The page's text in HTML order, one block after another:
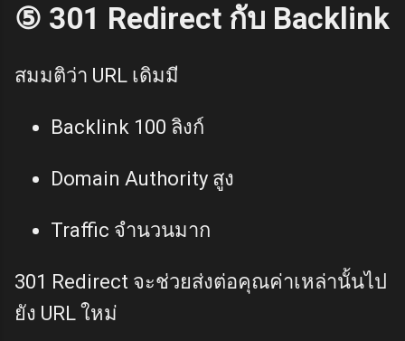
⑤ 301 Redirect กับ Backlink
สมมติว่า URL เดิมมี
Backlink 100 ลิงก์
Domain Authority สูง
Traffic จำนวนมาก
301 Redirect จะช่วยส่งต่อคุณค่าเหล่านั้นไป
ยัง URL ใหม่